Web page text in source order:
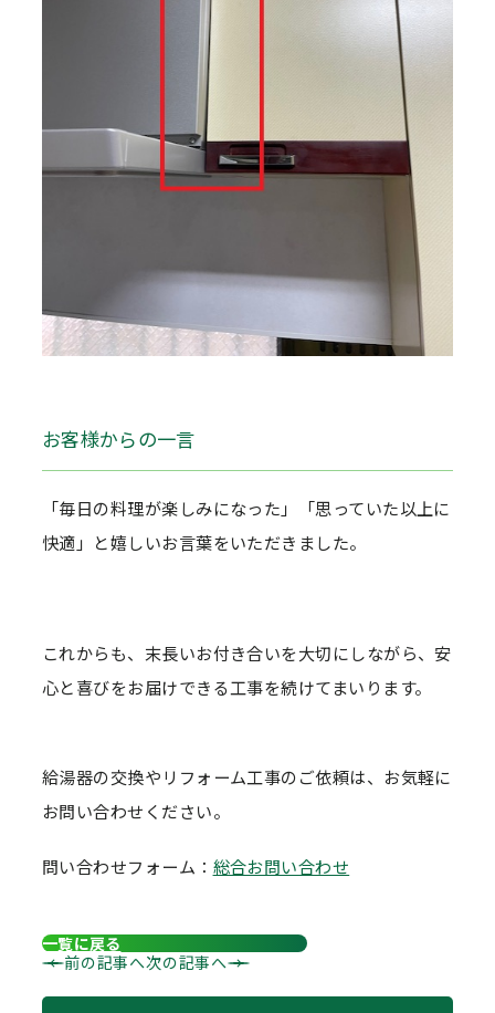
お客様からの一言
「毎日の料理が楽しみになった」「思っていた以上に
快適」と嬉しいお言葉をいただきました。
これからも、末長いお付き合いを大切にしながら、安
心と喜びをお届けできる工事を続けてまいります。
給湯器の交換やリフォーム工事のご依頼は、お気軽に
お問い合わせください。
問い合わせフォーム： 総合お問い合わせ
一覧に戻る
前の記事へ次の記事へ